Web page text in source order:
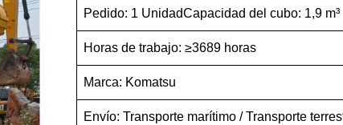
Pedido: 1 UnidadCapacidad del cubo: 1,9 m³
Horas de trabajo: ≥3689 horas
Marca: Komatsu
Envío: Transporte marítimo / Transporte